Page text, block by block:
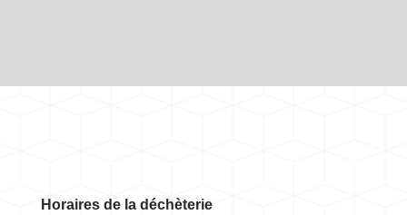
Horaires de la déchèterie